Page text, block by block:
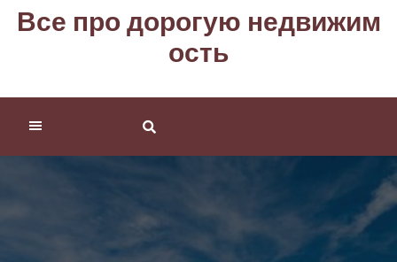
Перейти
Все про дорогую недвижим
ость